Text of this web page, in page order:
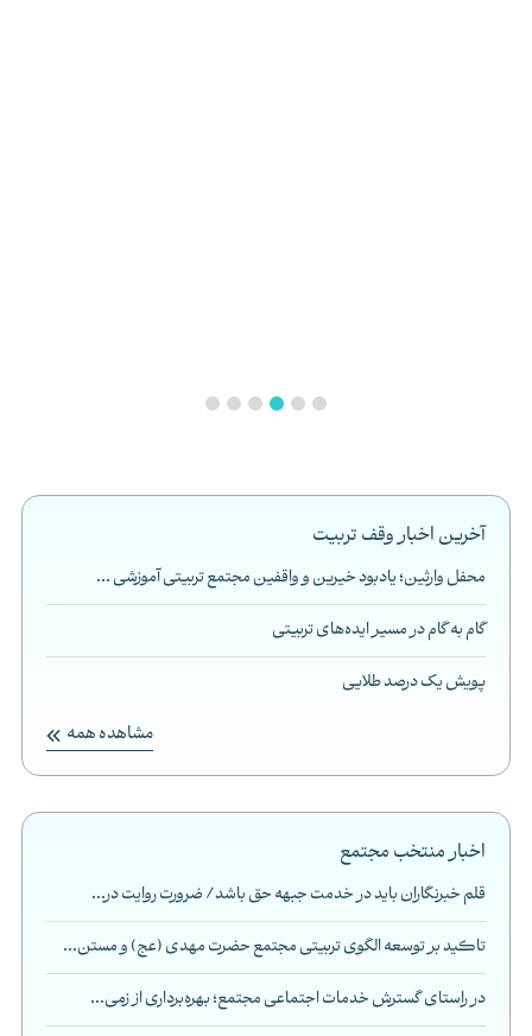
آخرین اخبار وقف تربیت
محفل وارثین؛ یادبود خیرین و واقفین مجتمع تربیتی آموزشی ...
گام به گام در مسیر ایده‌های تربیتی
پویش یک درصد طلایی
مشاهده همه
اخبار منتخب مجتمع
قلم خبرنگاران باید در خدمت جبهه حق باشد/ ضرورت روایت در...
تاکید بر توسعه الگوی تربیتی مجتمع حضرت مهدی (عج) و مستن...
در راستای گسترش خدمات اجتماعی مجتمع؛ بهره‌برداری از زمی...